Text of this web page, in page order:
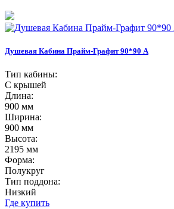
Душевая Кабина Прайм-Графит 90*90 А
Тип кабины:
С крышей
Длина:
900 мм
Ширина:
900 мм
Высота:
2195 мм
Форма:
Полукруг
Тип поддона:
Низкий
Где купить